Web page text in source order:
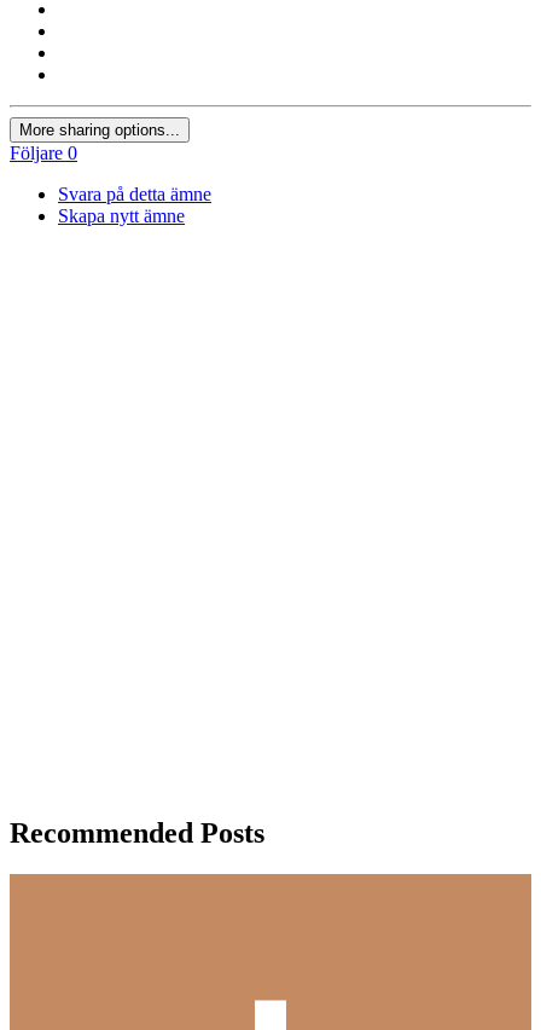
More sharing options...
Följare 0
Svara på detta ämne
Skapa nytt ämne
Recommended Posts